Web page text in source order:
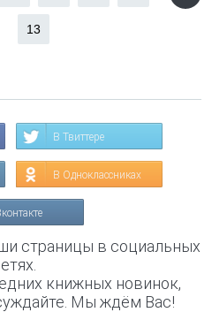
13
В Твиттере
В Одноклассниках
страницы в социальных
книжных новинок,
Мы ждём Вас!